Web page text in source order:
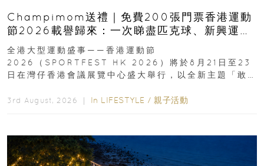
Champimom送禮｜免費200張門票香港運動
節2026載譽歸來：一次睇盡匹克球、新興運
動、街舞比賽＋逾百運動品牌展覽
全港大型運動盛事——香港運動節
2026（SPORTFEST HK 2026）將於8月21日至23
日在灣仔香港會議展覽中心盛大舉行，以全新主題「敢
3rd August, 2026 ｜ In LIFESTYLE / 親子活動